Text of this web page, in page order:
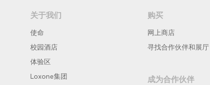
关于我们
使命
校园酒店
体验区
Loxone集团
购买
网上商店
寻找合作伙伴和展厅
成为合作伙伴